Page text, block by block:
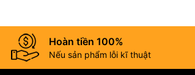
Hoàn tiền 100%
Nếu sản phẩm lỗi kĩ thuật